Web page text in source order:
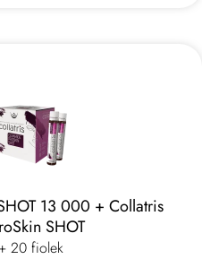
13 000 + Collatris
SHOT
20 fiolek